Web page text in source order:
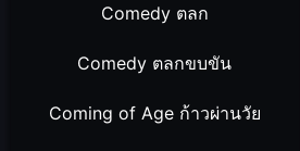
Comedy ตลก
Comedy ตลกขบขัน
Coming of Age ก้าวผ่านวัย